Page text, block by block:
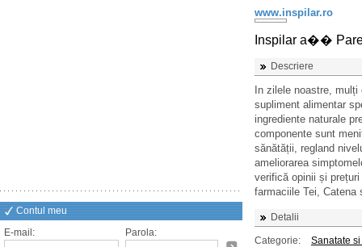
Contul meu
E-mail:
Parola:
www.inspilar.ro
Inspilar a��
Descriere
In zilele noastre,
supliment alimentar
ingrediente naturale
componente sunt
sănătății, regland
ameliorarea
verifică opinii și
farmaciile Tei, Catena
Detalii
Categorie:
Sanatate